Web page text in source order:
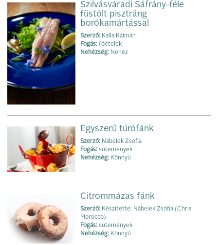
Szilvásváradi Sáfrány-féle
füstölt pisztráng
borókamártással
Szerző: Kalla Kálmán
Fogás: főételek
Nehézség: Nehéz
Egyszerű túrófánk
Szerző: Nábelek Zsófia
Fogás: sütemények
Nehézség: Könnyű
Citrommázas fánk
Szerző: Készítette: Nábelek Zsófia (Chris
Morocco)
Fogás: sütemények
Nehézség: Könnyű